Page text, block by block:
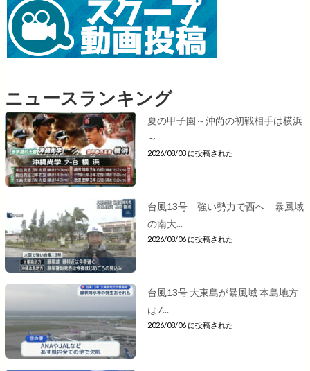
ニュースランキング
夏の甲子園～沖尚の初戦相手は横浜
～
2026/08/03 に投稿された
台風13号 強い勢力で西へ 暴風域
の南大...
2026/08/06 に投稿された
台風13号 大東島が暴風域 本島地方
は7...
2026/08/06 に投稿された